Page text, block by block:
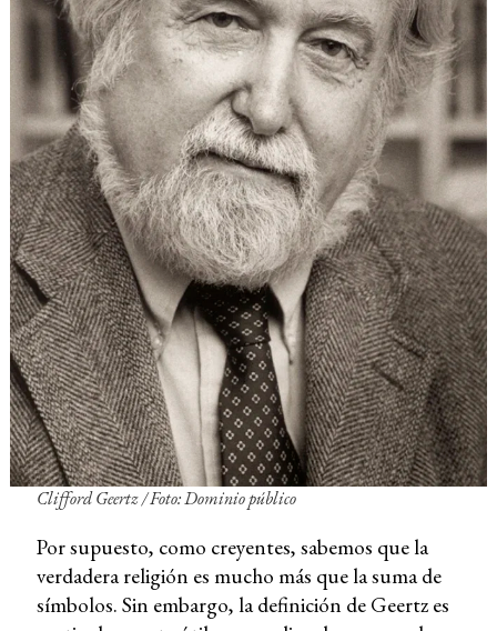
Clifford Geertz / Foto: Dominio público
Por supuesto, como creyentes, sabemos que la
verdadera religión es mucho más que la suma de
símbolos. Sin embargo, la definición de Geertz es